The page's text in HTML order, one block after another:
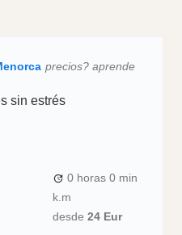
precios? aprende
sin estrés
0 horas 0 min
k.m
desde 24 Eur